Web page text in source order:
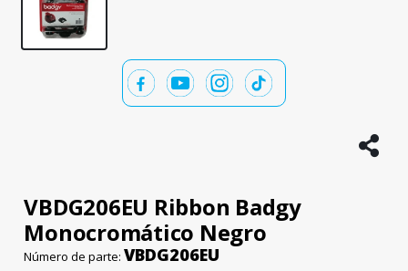
VBDG206EU Ribbon Badgy
Monocromático Negro
Número de parte:VBDG206EU